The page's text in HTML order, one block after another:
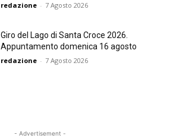
redazione - 7 Agosto 2026
Giro del Lago di Santa Croce 2026.
Appuntamento domenica 16 agosto
redazione - 7 Agosto 2026
- Advertisement -